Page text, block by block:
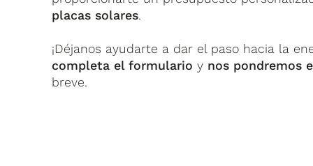
placas solares.
¡Déjanos ayudarte a dar el paso hacia la
completa el formulario y nos pondremos
breve.